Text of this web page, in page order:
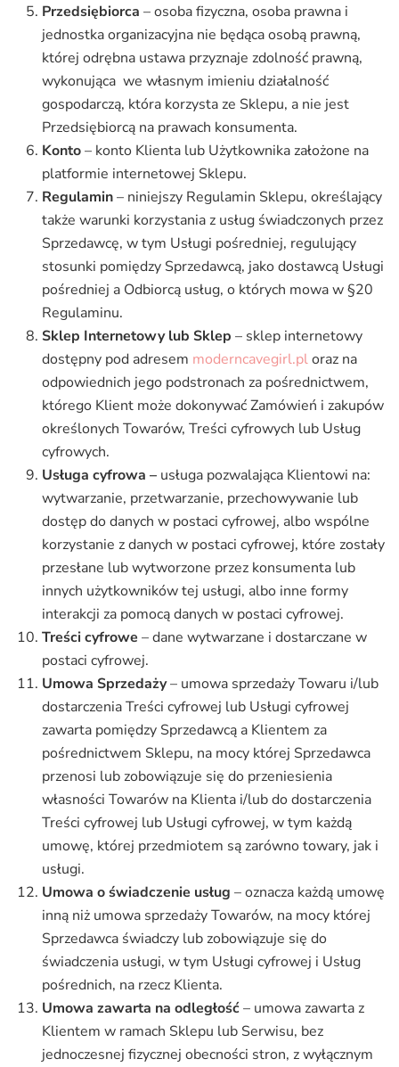
Przedsiębiorca – osoba fizyczna, osoba prawna i
jednostka organizacyjna nie będąca osobą prawną,
której odrębna ustawa przyznaje zdolność prawną,
wykonująca we własnym imieniu działalność
gospodarczą, która korzysta ze Sklepu, a nie jest
Przedsiębiorcą na prawach konsumenta.
Konto– konto Klienta lub Użytkownika założone na
platformie internetowej Sklepu.
Regulamin– niniejszy Regulamin Sklepu, określający
także warunki korzystania z usług świadczonych przez
Sprzedawcę, w tym Usługi pośredniej, regulujący
stosunki pomiędzy Sprzedawcą, jako dostawcą Usługi
pośredniej a Odbiorcą usług, o których mowa w §20
Regulaminu.
Sklep Internetowy lub Sklep – sklep internetowy
dostępny pod adresem moderncavegirl.ploraz na
odpowiednich jego podstronach za pośrednictwem,
którego Klient może dokonywać Zamówień i zakupów
określonych Towarów, Treści cyfrowych lub Usług
cyfrowych.
Usługa cyfrowa – usługa pozwalająca Klientowi na:
wytwarzanie, przetwarzanie, przechowywanie lub
dostęp do danych w postaci cyfrowej, albo wspólne
korzystanie z danych w postaci cyfrowej, które zostały
przesłane lub wytworzone przez konsumenta lub
innych użytkowników tej usługi, albo inne formy
interakcji za pomocą danych w postaci cyfrowej.
Treści cyfrowe – dane wytwarzane i dostarczane w
postaci cyfrowej.
Umowa Sprzedaży– umowa sprzedaży Towaru i/lub
dostarczenia Treści cyfrowej lub Usługi cyfrowej
zawarta pomiędzy Sprzedawcą a Klientem za
pośrednictwem Sklepu, na mocy której Sprzedawca
przenosi lub zobowiązuje się do przeniesienia
własności Towarów na Klienta i/lub do dostarczenia
Treści cyfrowej lub Usługi cyfrowej, w tym każdą
umowę, której przedmiotem są zarówno towary, jak i
usługi.
Umowa o świadczenie usług – oznacza każdą umowę
inną niż umowa sprzedaży Towarów, na mocy której
Sprzedawca świadczy lub zobowiązuje się do
świadczenia usługi, w tym Usługi cyfrowej i Usług
pośrednich, na rzecz Klienta.
Umowa zawarta na odległość– umowa zawarta z
Klientem w ramach Sklepu lub Serwisu, bez
jednoczesnej fizycznej obecności stron, z wyłącznym